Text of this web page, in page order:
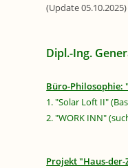
Dipl.-Ing.
Büro-
1. "Solar Loft II"
2. "WORK INN"
Projekt "Haus-